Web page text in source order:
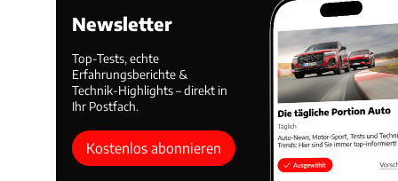
Newsletter
Top-Tests, echte
Erfahrungsberichte &
Technik-Highlights – direkt in
Ihr Postfach.
Kostenlos abonnieren